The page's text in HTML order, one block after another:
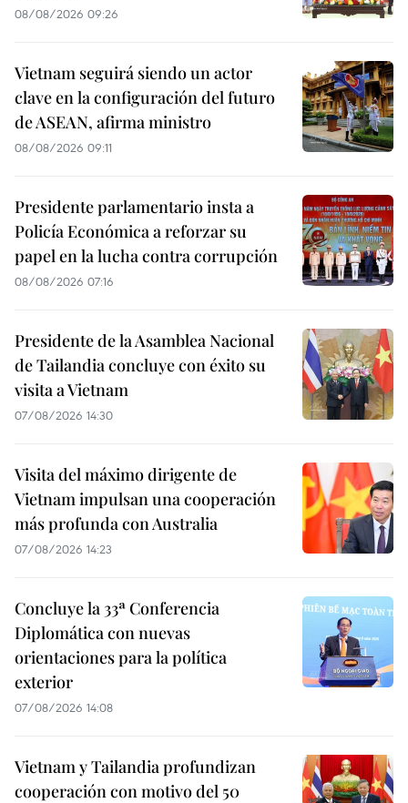
08/08/2026 09:26
Vietnam seguirá siendo un actor
clave en la configuración del futuro
de ASEAN, afirma ministro
08/08/2026 09:11
Presidente parlamentario insta a
Policía Económica a reforzar su
papel en la lucha contra corrupción
08/08/2026 07:16
Presidente de la Asamblea Nacional
de Tailandia concluye con éxito su
visita a Vietnam
07/08/2026 14:30
Visita del máximo dirigente de
Vietnam impulsan una cooperación
más profunda con Australia
07/08/2026 14:23
Concluye la 33ª Conferencia
Diplomática con nuevas
orientaciones para la política
exterior
07/08/2026 14:08
Vietnam y Tailandia profundizan
cooperación con motivo del 50